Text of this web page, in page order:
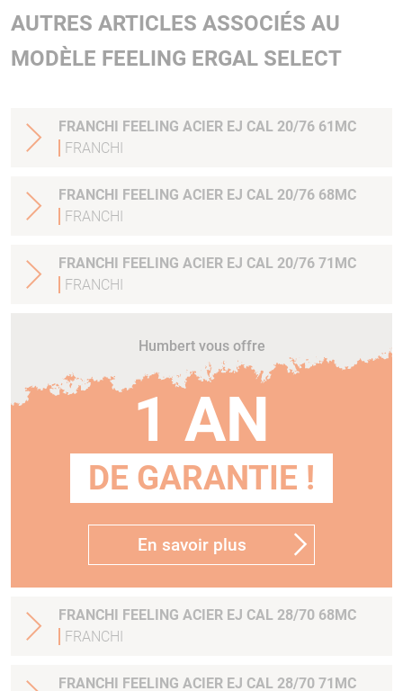
AUTRES ARTICLES ASSOCIÉS AU
MODÈLE FEELING ERGAL SELECT
FRANCHI FEELING ACIER EJ CAL 20/76 61MC
FRANCHI
FRANCHI FEELING ACIER EJ CAL 20/76 68MC
FRANCHI
FRANCHI FEELING ACIER EJ CAL 20/76 71MC
FRANCHI
Humbert vous offre
1 AN
DE GARANTIE !
En savoir plus
FRANCHI FEELING ACIER EJ CAL 28/70 68MC
FRANCHI
FRANCHI FEELING ACIER EJ CAL 28/70 71MC